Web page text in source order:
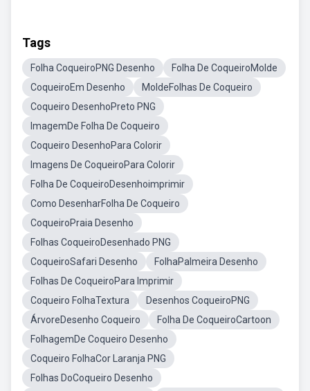
Tags
Folha CoqueiroPNG Desenho
Folha De CoqueiroMolde
CoqueiroEm Desenho
MoldeFolhas De Coqueiro
Coqueiro DesenhoPreto PNG
ImagemDe Folha De Coqueiro
Coqueiro DesenhoPara Colorir
Imagens De CoqueiroPara Colorir
Folha De CoqueiroDesenhoimprimir
Como DesenharFolha De Coqueiro
CoqueiroPraia Desenho
Folhas CoqueiroDesenhado PNG
CoqueiroSafari Desenho
FolhaPalmeira Desenho
Folhas De CoqueiroPara Imprimir
Coqueiro FolhaTextura
Desenhos CoqueiroPNG
ÁrvoreDesenho Coqueiro
Folha De CoqueiroCartoon
FolhagemDe Coqueiro Desenho
Coqueiro FolhaCor Laranja PNG
Folhas DoCoqueiro Desenho